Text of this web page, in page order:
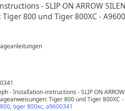
- SLIP ON ARROW
800 und Tiger 800XC -
- Installation-instructions - SLIP ON ARROW
Tiger 800 und Tiger 800XC
,tiger 800xc,a9600341